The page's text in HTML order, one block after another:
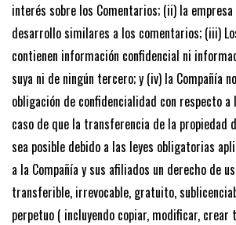
interés sobre los Comentarios; (ii) la
desarrollo similares a los comentarios; (iii)
contienen información confidencial ni
suya ni de ningún tercero; y (iv) la Compañía
obligación de confidencialidad con respecto a
caso de que la transferencia de la propiedad
sea posible debido a las leyes obligatorias
a la Compañía y sus afiliados un derecho de
transferible, irrevocable, gratuito,
perpetuo ( incluyendo copiar, modificar, crear